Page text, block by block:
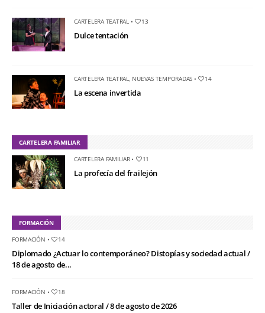
CARTELERA TEATRAL• 13
Dulce tentación
CARTELERA TEATRAL, NUEVAS TEMPORADAS • 14
La escena invertida
CARTELERA FAMILIAR
CARTELERA FAMILIAR• 11
La profecía del frailejón
FORMACIÓN
FORMACIÓN • 14
Diplomado ¿Actuar lo contemporáneo? Distopías y sociedad actual /
18 de agosto de...
FORMACIÓN • 18
Taller de Iniciación actoral / 8 de agosto de 2026